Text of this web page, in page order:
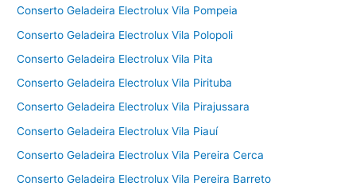
Conserto Geladeira Electrolux Vila Pompeia
Conserto Geladeira Electrolux Vila Polopoli
Conserto Geladeira Electrolux Vila Pita
Conserto Geladeira Electrolux Vila Pirituba
Conserto Geladeira Electrolux Vila Pirajussara
Conserto Geladeira Electrolux Vila Piauí
Conserto Geladeira Electrolux Vila Pereira Cerca
Conserto Geladeira Electrolux Vila Pereira Barreto